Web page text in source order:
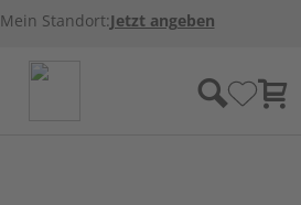
Mein Standort:Jetzt angeben